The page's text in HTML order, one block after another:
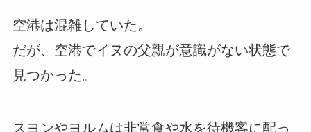
空港は混雑していた。
だが、空港でイヌの父親が意識がない状態で
見つかった。
スヨンやヨルムは非常食や水を待機客に配っ